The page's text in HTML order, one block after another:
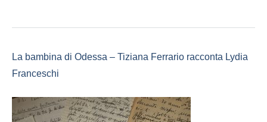
La bambina di Odessa – Tiziana Ferrario racconta Lydia
Franceschi